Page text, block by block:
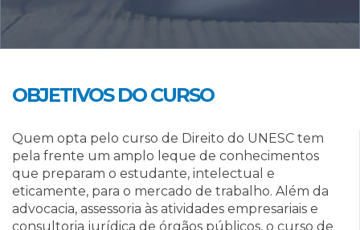
OBJETIVOS DO CURSO
Quem opta pelo curso de Direito do UNESC tem
pela frente um amplo leque de conhecimentos
que preparam o estudante, intelectual e
eticamente, para o mercado de trabalho. Além da
advocacia, assessoria às atividades empresariais e
consultoria jurídica de órgãos públicos, o curso de